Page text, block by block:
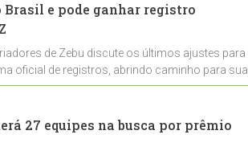
Brasil e pode ganhar registro
de Zebu discute os últimos ajustes para
oficial de registros, abrindo caminho para sua
27 equipes na busca por prêmio